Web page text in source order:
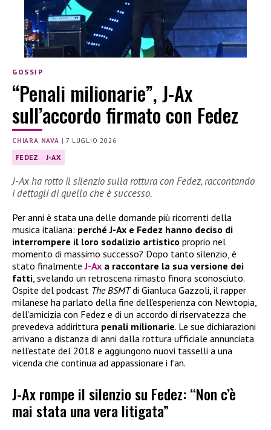
GOSSIP
“Penali milionarie”, J-Ax
sull’accordo firmato con Fedez
CHIARA NAVA |7 LUGLIO 2026
FEDEZ J-AX
J-Ax ha rotto il silenzio sulla rottura con Fedez, raccontando
i dettagli di quello che è successo.
Per anni è stata una delle domande più ricorrenti della
musica italiana: perché J-Ax e Fedez hanno deciso di
interrompere il loro sodalizio artistico proprio nel
momento di massimo successo? Dopo tanto silenzio, è
stato finalmenteJ-Ax a raccontare la sua versione dei
fatti, svelando un retroscena rimasto finora sconosciuto.
Ospite del podcast The BSMTdi Gianluca Gazzoli, il rapper
milanese ha parlato della fine dell’esperienza con Newtopia,
dell’amicizia con Fedez e di un accordo di riservatezza che
prevedeva addirittura penali milionarie. Le sue dichiarazioni
arrivano a distanza di anni dalla rottura ufficiale annunciata
nell’estate del 2018 e aggiungono nuovi tasselli a una
vicenda che continua ad appassionare i fan.
J-Ax rompe il silenzio su Fedez: “Non c’è
mai stata una vera litigata”